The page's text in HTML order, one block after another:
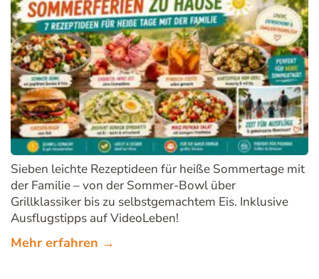
Sieben leichte Rezeptideen für heiße Sommertage mit
der Familie – von der Sommer-Bowl über
Grillklassiker bis zu selbstgemachtem Eis. Inklusive
Ausflugstipps auf VideoLeben!
Mehr erfahren →